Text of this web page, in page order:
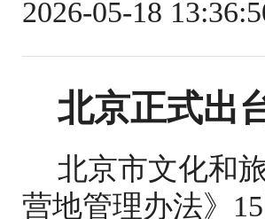
2026-05-18
北京正式出
北京市文化和
营地管理办法》